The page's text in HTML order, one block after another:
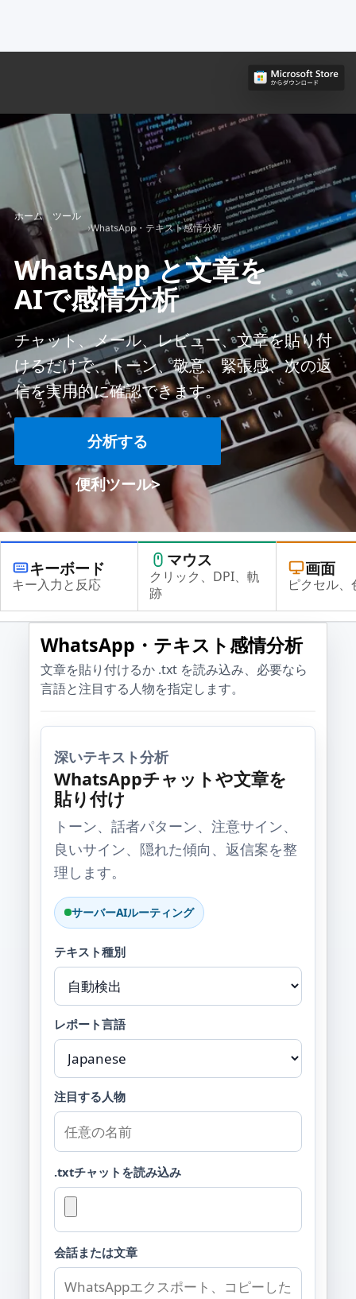
ホーム
›
ツール
›WhatsApp・テキスト感情分析
WhatsApp と文章を
AIで感情分析
チャット、メール、レビュー、文章を貼り付
けるだけで、トーン、敬意、緊張感、次の返
信を実用的に確認できます。
分析する
便利ツール>
キーボード
キー入力と反応
マウス
クリック、DPI、軌
跡
画面
ピクセル
WhatsApp・テキスト感情分析
文章を貼り付けるか .txt を読み込み、必要なら
言語と注目する人物を指定します。
深いテキスト分析
WhatsAppチャットや文章を
貼り付け
トーン、話者パターン、注意サイン、
良いサイン、隠れた傾向、返信案を整
理します。
サーバーAIルーティング
テキスト種別
レポート言語
注目する人物
.txtチャットを読み込み
会話または文章